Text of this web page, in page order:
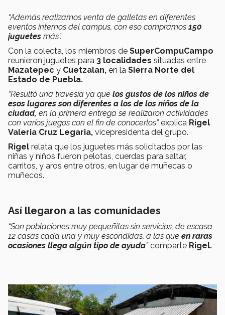
“Además realizamos venta de galletas en diferentes
eventos internos del campus, con eso compramos 150
juguetes más”.
Con la colecta, los miembros de SuperCompuCampo
reunieron juguetes para 3 localidades situadas entre
Mazatepec y Cuetzalan, en la Sierra Norte del
Estado de Puebla.
“Resultó una travesía ya que los gustos de los niños de
esos lugares son diferentes a los de los niños de la
ciudad, en la primera entrega se realizaron actividades
con varios juegos con el fin de conocerlos”explica Rigel
Valeria Cruz Legaria, vicepresidenta del grupo.
Rigel relata que los juguetes más solicitados por las
niñas y niños fueron pelotas, cuerdas para saltar,
carritos, y aros entre otros, en lugar de muñecas o
muñecos.
Así llegaron a las comunidades
“Son poblaciones muy pequeñitas sin servicios, de escasa
12 casas cada una y muy escondidas, a las que en raras
ocasiones llega algún tipo de ayuda”comparte Rigel.